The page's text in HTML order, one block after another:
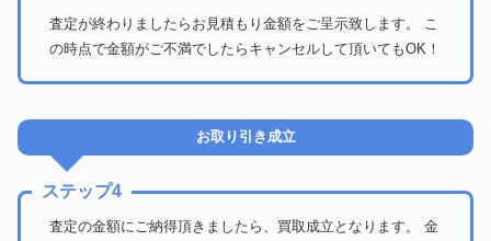
査定が終わりましたらお見積もり金額をご呈示致します。 こ
の時点で金額がご不満でしたらキャンセルして頂いてもOK！
お取り引き成立
ステップ4
査定の金額にご納得頂きましたら、買取成立となります。 金